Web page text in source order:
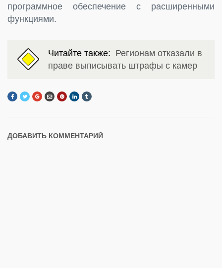
программное обеспечение с расширенными
функциями.
Читайте также: Регионам отказали в
праве выписывать штрафы с камер
ДОБАВИТЬ КОММЕНТАРИЙ